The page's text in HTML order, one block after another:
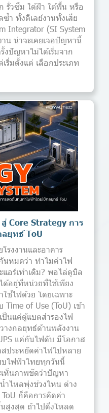
รั่วซึม ใต้ฝ้า ใต้พื้น หรือ
ำ ทั้งดีเลย์งานทั้งเสีย
Integrator (SI System
น น่าจะเคยเจอปัญหานี้
งปัญหาไม่ได้เริ่มจาก
ริ่มตั้งแต่ เลือกประเภท
Core Strategy การ
ยุทธ์ ToU
รงงานและอาคาร
นหมดว่า ทำไมค่าไฟ
อร์เท่าเดิม? พอไล่ดูบิล
ด้อยู่ที่หน่วยที่ใช้เพียง
ใช้ไฟด้วย โดยเฉพาะ
Time of Use (ToU) เข้า
ป็นแค่ตู้แบตสำรองไฟ
างกลยุทธ์ด้านพลังงาน
แค่กันไฟดับ มีโอกาส
ประหยัดค่าไฟไปหลาย
บไฟฟ้าไทยทุกวันนี้
เห็นภาพชัดว่าปัญหา
ไหลพุ่งช่วงไหน ต่าง
ก็คือการคิดค่า
สูงสุด ถ้าไปดึงโหลด